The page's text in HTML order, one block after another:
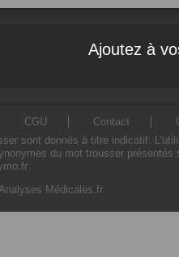
Ajoutez à
CGU Contact
sont donnés à titre indicatif.
du mot trousser présentés
Médicales.fr